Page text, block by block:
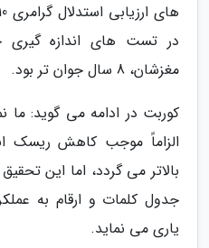
در تست های اندازه گیری
مغزشان، 8 سال جوان تر بود.
کوربت در ادامه می گوید: ما
الزاماً موجب کاهش ریسک
بالاتر می گردد، اما این
جدول کلمات و ارقام به
یاری می نماید.